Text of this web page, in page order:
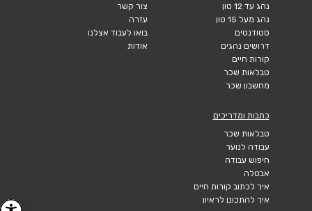
נהג עד 12 טון
נהג מעל 15 טון
סטודנטים
דרושים נהגים
קורות חיים
טבלאות שכר
מחשבון שכר
צור קשר
עזרה
בואו לעבוד אצלנו
אודות
כתבות ומדריכים
טבלאות שכר
עבודה לנוער
חיפוש עבודה
אבטלה
איך לכתוב קורות חיים
איך להתכונן לראיון